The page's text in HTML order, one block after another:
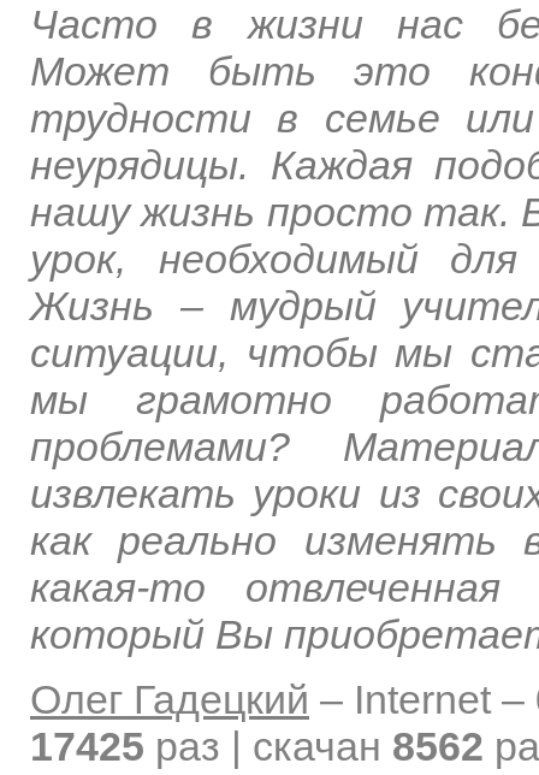
Часто в жизни нас
Может быть это
трудности в семье
неурядицы. Каждая
нашу жизнь просто так.
урок, необходимый
Жизнь – мудрый
ситуации, чтобы мы
мы грамотно
проблемами?
извлекать уроки из
как реально
какая-то
который Вы
Олег Гадецкий – Internet –
17425 раз | скачан 8562